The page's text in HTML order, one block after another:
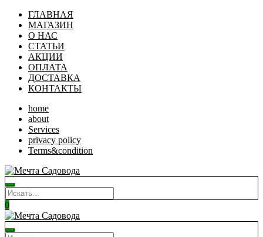
ГЛАВНАЯ
МАГАЗИН
О НАС
СТАТЬИ
АКЦИИ
ОПЛАТА
ДОСТАВКА
КОНТАКТЫ
home
about
Services
privacy policy
Terms&condition
0